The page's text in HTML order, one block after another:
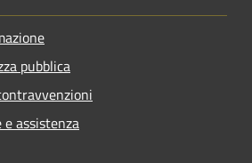
pubblica
assistenza